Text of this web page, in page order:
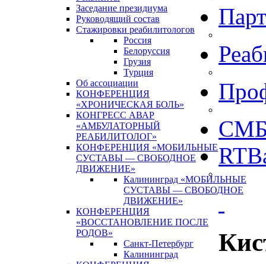
Заседание президиума
Руководящий состав
Стажировки реабилитологов
Россия
Белоруссия
Грузия
Турция
Об ассоциации
КОНФЕРЕНЦИЯ
«ХРОНИЧЕСКАЯ БОЛЬ»
КОНГРЕСС АВАР
«АМБУЛАТОРНЫЙ
РЕАБИЛИТОЛОГ»
КОНФЕРЕНЦИЯ «МОБИЛЬНЫЕ
СУСТАВЫ — СВОБОДНОЕ
ДВИЖЕНИЕ»
Калининград «МОБИЛЬНЫЕ
СУСТАВЫ — СВОБОДНОЕ
ДВИЖЕНИЕ»
КОНФЕРЕНЦИЯ
«ВОССТАНОВЛЕНИЕ ПОСЛЕ
РОДОВ»
Санкт-Петербург
Калининград